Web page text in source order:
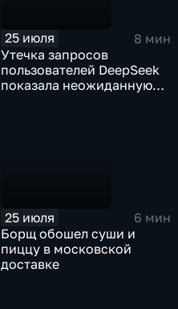
25 июля
8 мин
Утечка запросов
пользователей DeepSeek
показала неожиданную
25 июля
6 мин
Борщ обошел суши и
пиццу в московской
доставке